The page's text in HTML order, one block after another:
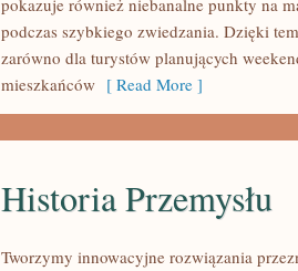
pokazuje również niebanalne punkty na
podczas szybkiego zwiedzania. Dzięki
zarówno dla turystów planujących
mieszkańców [ Read More ]
Historia Przemysłu
Tworzymy innowacyjne rozwiązania